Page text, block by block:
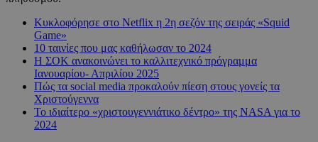
Κυκλοφόρησε στο Netflix η 2η σεζόν της σειράς «Squid
Game»
10 ταινίες που μας καθήλωσαν το 2024
Η ΣΟΚ ανακοινώνει το καλλιτεχνικό πρόγραμμα
Ιανουαρίου- Απριλίου 2025
Πώς τα social media προκαλούν πίεση στους γονείς τα
Χριστούγεννα
Το ιδιαίτερο «χριστουγεννιάτικο δέντρο» της NASA για το
2024